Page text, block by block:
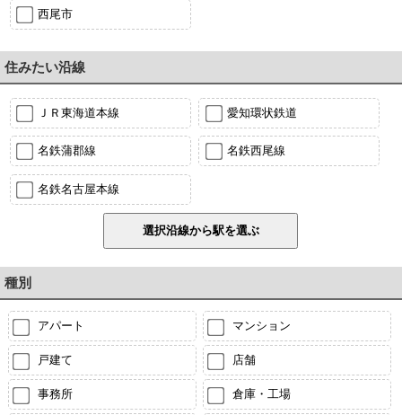
西尾市
住みたい沿線
ＪＲ東海道本線 愛知環状鉄道
名鉄蒲郡線 名鉄西尾線
名鉄名古屋本線
種別
アパート マンション
戸建て 店舗
事務所 倉庫・工場